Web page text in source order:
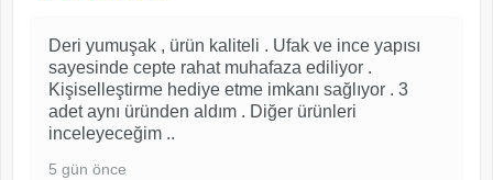
Deri yumuşak , ürün kaliteli . Ufak ve ince yapısı
sayesinde cepte rahat muhafaza ediliyor .
Kişiselleştirme hediye etme imkanı sağlıyor . 3
adet aynı üründen aldım . Diğer ürünleri
inceleyeceğim ..
5 gün önce